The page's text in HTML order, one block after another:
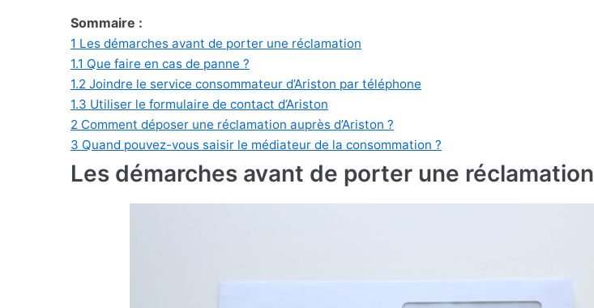
Sommaire :
1 Les démarches avant de porter une réclamation
1.1 Que faire en cas de panne ?
1.2 Joindre le service consommateur d’Ariston par téléphone
1.3 Utiliser le formulaire de contact d’Ariston
2 Comment déposer une réclamation auprès d’Ariston ?
3 Quand pouvez-vous saisir le médiateur de la consommation ?
Les démarches avant de porter une réclamation